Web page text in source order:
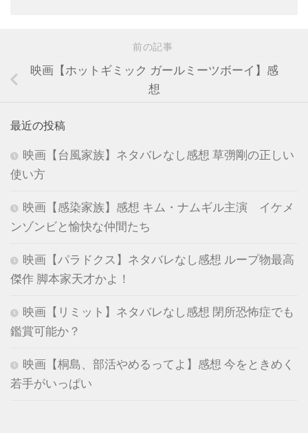
前の記事
映画【ホットギミック ガールミーツボーイ】感
想
最近の投稿
映画【台風家族】ネタバレなし感想 草彅剛の正しい
使い方
映画【感染家族】感想 キム・ナムギル主演 イケメ
ンゾンビと愉快な仲間たち
映画【パラドクス】ネタバレなし感想 ループ物最高
傑作 脚本家天才かよ！
映画【リミット】ネタバレなし感想 閉所恐怖症でも
鑑賞可能か？
映画【桐島、部活やめるってよ】感想 今をときめく
若手がいっぱい